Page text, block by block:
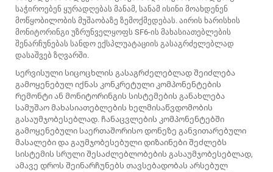
საჭიროებენ ყურადღებას მანამ, სანამ ისინი მოახდენენ
მოწყობილობის მუშაობაზე ზემოქმედებას. აირის ხარისხის
მონიტორინგი უზრუნველყოფს SF6-ის მახასიათებლების
შენარჩუნებას სანდო ექსპლუატაციის გასაგრძელებლად
დასაშვებ ზღვარში.
Სერვისული სიცოცხლის გასაგრძელებლად შეიძლება
გამოყენებულ იქნას კონკრეტული კომპონენტების
რემონტი ან მონიტორინგის სისტემების განახლება
სამუშაო მახასიათებლების ხელმისაწვდომობის
გასაუმჯობესებლად. ჩანაცვლების კომპონენტებში
გამოყენებული საერთაშორისო დონეზე განვითარებული
მასალები და გაუმჯობესებული დიზაინები შეძლებს
სისტემის სრული შესაძლებლობების გასაუმჯობესებლად,
ამავე დროს შეინარჩუნებს თავსებადობას არსებულ